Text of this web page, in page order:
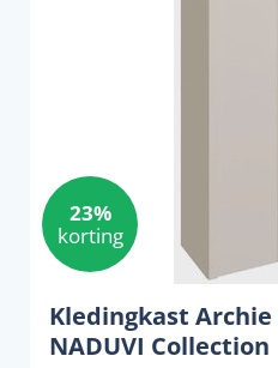
23%
korting
Kledingkast
NADUVI Collection